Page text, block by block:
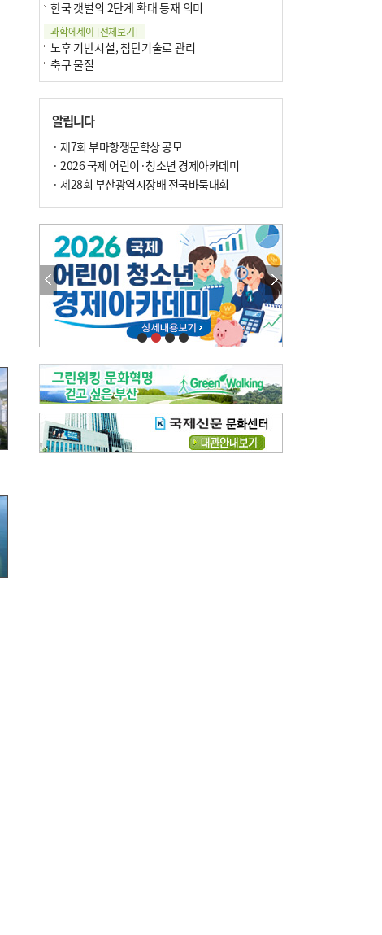
한국 갯벌의 2단계 확대 등재 의미
과학에세이 [전체보기]
노후 기반시설, 첨단기술로 관리
축구 물질
부정선거
선관위와 尹의 ‘0점 답안’
기고[전체보기]
대학과 지역 ‘연결’이 지역혁신이다
오페라 지휘자는 골을 넣지 않는다
엘리트 자평해온 市 공무원…생중계 회의서 능력 입증을
김준희의 클래식 인사이트[전체보기]
여름날의 애상, 왈츠
빛나는 꿈의 계절, 4월의 노래
김지윤의 우리음악 이야기[전체보기]
세종시대 음악이 전해진 이유
영산회상, 불교음악에서 풍류음악으로
뉴스와 현장[전체보기]
‘800조 투자’ 희비 가른 재생에너지
뜨거워지는 바다, 북쪽으로 열리는 항로
데스크시각[전체보기]
물은 행정구역 경계를 따라 흐르지 않는다
알립니다
· 제7회 부마항쟁문학상 공모
· 2026 국제 어린이·청소년 경제아카데미
· 제28회 부산광역시장배 전국바둑대회